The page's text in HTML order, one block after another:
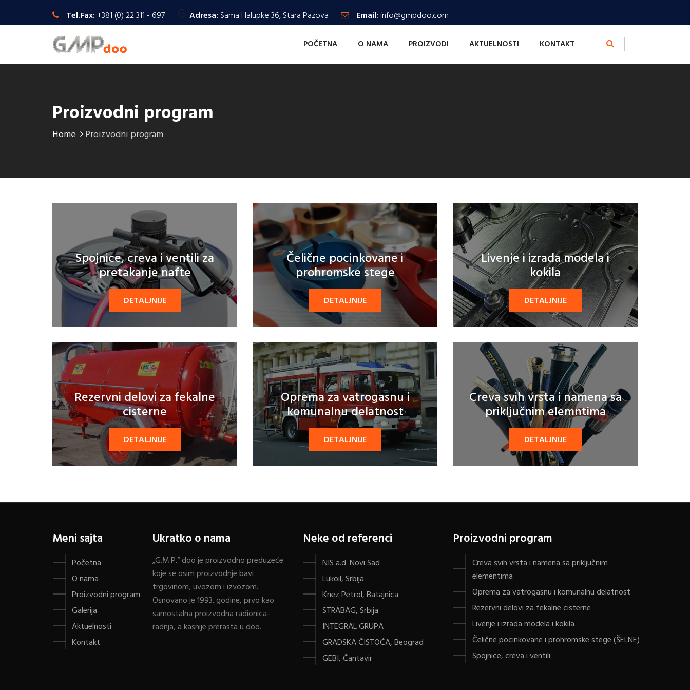
Tel.Fax: +381 (0) 22 311 - 697 Adresa: Sama Halupke 36, Stara Pazova Email:info@gmpdoo.com
POČETNA O NAMA PROIZVODI AKTUELNOSTI KONTAKT
Proizvodni program
Home Proizvodni program
Spojnice, creva i ventili za
pretakanje nafte
DETALJNIJE
Rezervni delovi za fekalne
cisterne
DETALJNIJE
Čelične pocinkovane i
prohromske stege
DETALJNIJE
Oprema za vatrogasnu i
komunalnu delatnost
DETALJNIJE
Livenje i izrada modela i
kokila
DETALJNIJE
Creva svih vrsta i namena sa
priključnim elemntima
DETALJNIJE
Meni sajta
Početna
O nama
Proizvodni program
Galerija
Aktuelnosti
Kontakt
Ukratko o nama
„G.M.P.“ doo je proizvodno preduzeće
koje se osim proizvodnje bavi
trgovinom, uvozom i izvozom.
Osnovano je 1993. godine, prvo kao
samostalna proizvodna radionica-
radnja, a kasnije prerasta u doo.
Neke od referenci
NIS a.d. Novi Sad
Lukoil, Srbija
Knez Petrol, Batajnica
STRABAG, Srbija
INTEGRAL GRUPA
GRADSKA ČISTOĆA, Beograd
GEBI, Čantavir
Proizvodni program
Creva svih vrsta i namena sa priključnim
elementima
Oprema za vatrogasnu i komunalnu delatnost
Rezervni delovi za fekalne cisterne
Livenje i izrada modela i kokila
Čelične pocinkovane i prohromske stege (ŠELNE)
Spojnice, creva i ventili